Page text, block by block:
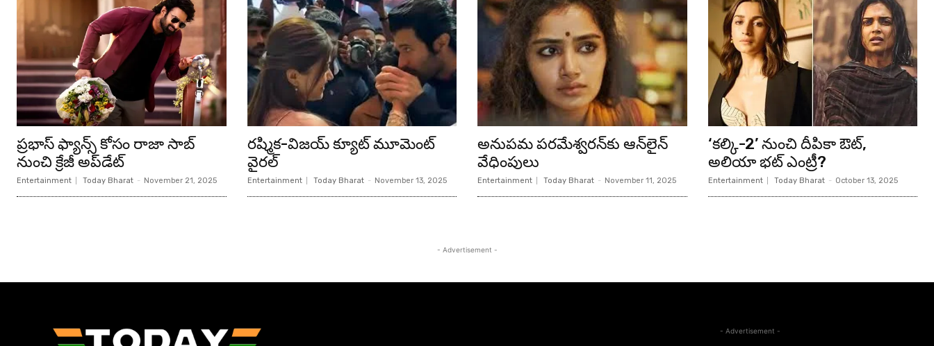
ప్ర‌భాస్ ఫ్యాన్స్ కోసం రాజా సాబ్
నుంచి క్రేజీ అప్‌డేట్‌
Entertainment Today Bharat - November 21, 2025
రష్మిక-విజయ్ క్యూట్ మూమెంట్
వైరల్
Entertainment Today Bharat - November 13, 2025
అనుపమ పరమేశ్వరన్‌కు ఆన్‌లైన్
వేధింపులు
Entertainment Today Bharat - November 11, 2025
‘కల్కి-2’ నుంచి దీపికా ఔట్,
అలియా భట్ ఎంట్రీ?
Entertainment Today Bharat - October 13, 2025
- Advertisement -
- Advertisement -